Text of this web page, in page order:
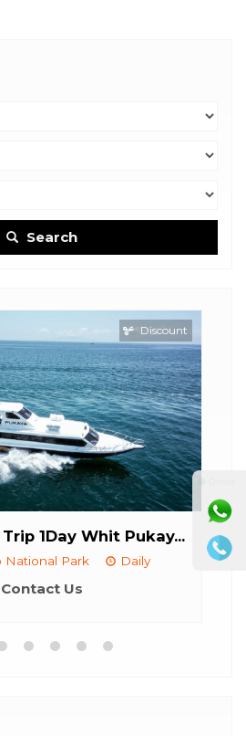
Search
1Day Whit Pukay...
National Park Daily
Contact Us
Discount